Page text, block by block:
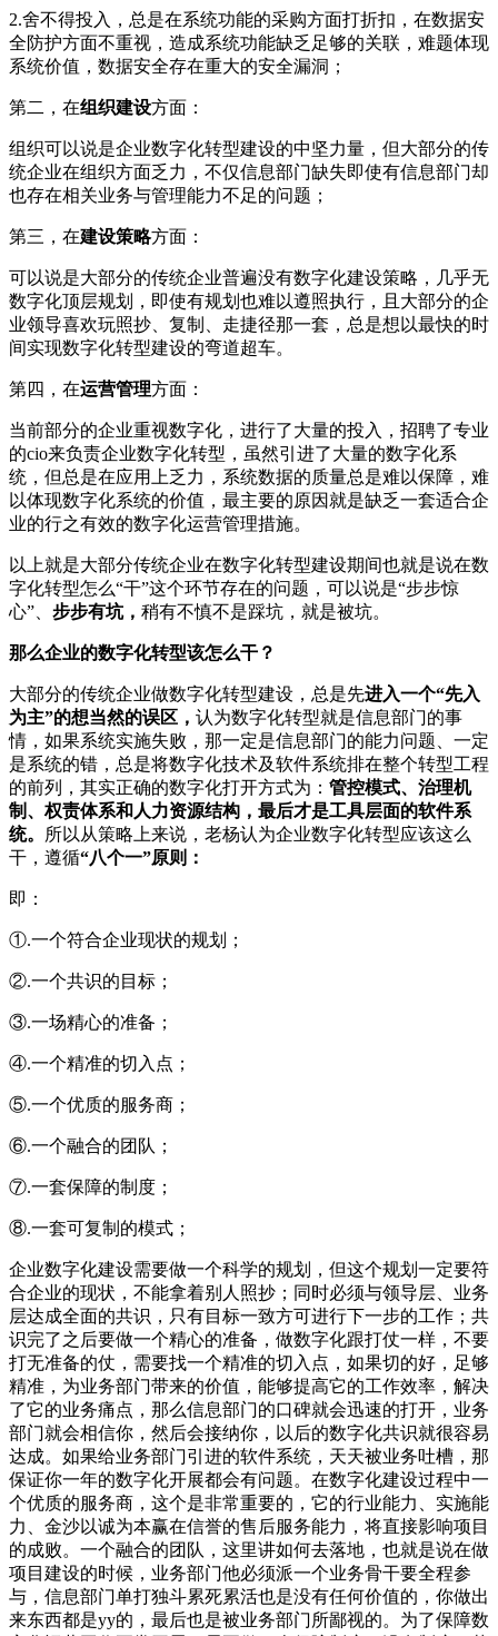
2.舍不得投入，总是在系统功能的采购方面打折扣，在数据安
全防护方面不重视，造成系统功能缺乏足够的关联，难题体现
系统价值，数据安全存在重大的安全漏洞；
第二，在组织建设方面：
组织可以说是企业数字化转型建设的中坚力量，但大部分的传
统企业在组织方面乏力，不仅信息部门缺失即使有信息部门却
也存在相关业务与管理能力不足的问题；
第三，在建设策略方面：
可以说是大部分的传统企业普遍没有数字化建设策略，几乎无
数字化顶层规划，即使有规划也难以遵照执行，且大部分的企
业领导喜欢玩照抄、复制、走捷径那一套，总是想以最快的时
间实现数字化转型建设的弯道超车。
第四，在运营管理方面：
当前部分的企业重视数字化，进行了大量的投入，招聘了专业
的cio来负责企业数字化转型，虽然引进了大量的数字化系
统，但总是在应用上乏力，系统数据的质量总是难以保障，难
以体现数字化系统的价值，最主要的原因就是缺乏一套适合企
业的行之有效的数字化运营管理措施。
以上就是大部分传统企业在数字化转型建设期间也就是说在数
字化转型怎么“干”这个环节存在的问题，可以说是“步步惊
心”、 步步有坑， 稍有不慎不是踩坑，就是被坑。
那么企业的数字化转型该怎么干？
大部分的传统企业做数字化转型建设，总是先进入一个“先入
为主”的想当然的误区， 认为数字化转型就是信息部门的事
情，如果系统实施失败，那一定是信息部门的能力问题、一定
是系统的错，总是将数字化技术及软件系统排在整个转型工程
的前列，其实正确的数字化打开方式为： 管控模式、治理机
制、权责体系和人力资源结构，最后才是工具层面的软件系
统。 所以从策略上来说，老杨认为企业数字化转型应该这么
干，遵循“八个一”原则：
即：
①.一个符合企业现状的规划；
②.一个共识的目标；
③.一场精心的准备；
④.一个精准的切入点；
⑤.一个优质的服务商；
⑥.一个融合的团队；
⑦.一套保障的制度；
⑧.一套可复制的模式；
企业数字化建设需要做一个科学的规划，但这个规划一定要符
合企业的现状，不能拿着别人照抄；同时必须与领导层、业务
层达成全面的共识，只有目标一致方可进行下一步的工作；共
识完了之后要做一个精心的准备，做数字化跟打仗一样，不要
打无准备的仗，需要找一个精准的切入点，如果切的好，足够
精准，为业务部门带来的价值，能够提高它的工作效率，解决
了它的业务痛点，那么信息部门的口碑就会迅速的打开，业务
部门就会相信你，然后会接纳你，以后的数字化共识就很容易
达成。如果给业务部门引进的软件系统，天天被业务吐槽，那
保证你一年的数字化开展都会有问题。在数字化建设过程中一
个优质的服务商，这个是非常重要的，它的行业能力、实施能
力、金沙以诚为本赢在信誉的售后服务能力，将直接影响项目
的成败。一个融合的团队，这里讲如何去落地，也就是说在做
项目建设的时候，业务部门他必须派一个业务骨干要全程参
与，信息部门单打独斗累死累活也是没有任何价值的，你做出
来东西都是yy的，最后也是被业务部门所鄙视的。为了保障数